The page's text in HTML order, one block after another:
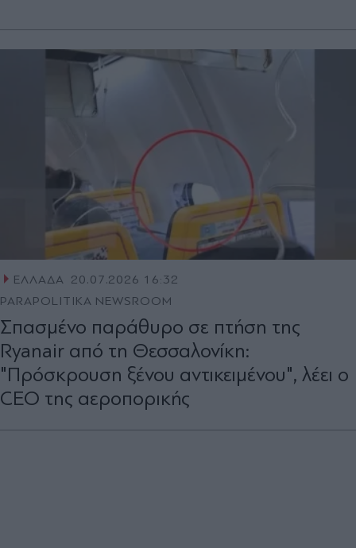
ΕΛΛΑΔΑ 20.07.2026 16:32
PARAPOLITIKA NEWSROOM
Σπασμένο παράθυρο σε πτήση της
Ryanair από τη Θεσσαλονίκη:
"Πρόσκρουση ξένου αντικειμένου", λέει ο
CEO της αεροπορικής